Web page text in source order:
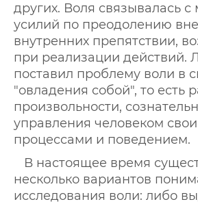
других. Воля связывалась
усилий по преодолению
внутренних препятствии,
при реализации действий.
поставил проблему воли в
"овладения собой", то есть
произвольности,
управления человеком
процессами и поведением.
В настоящее время
несколько вариантов
исследования воли: либо